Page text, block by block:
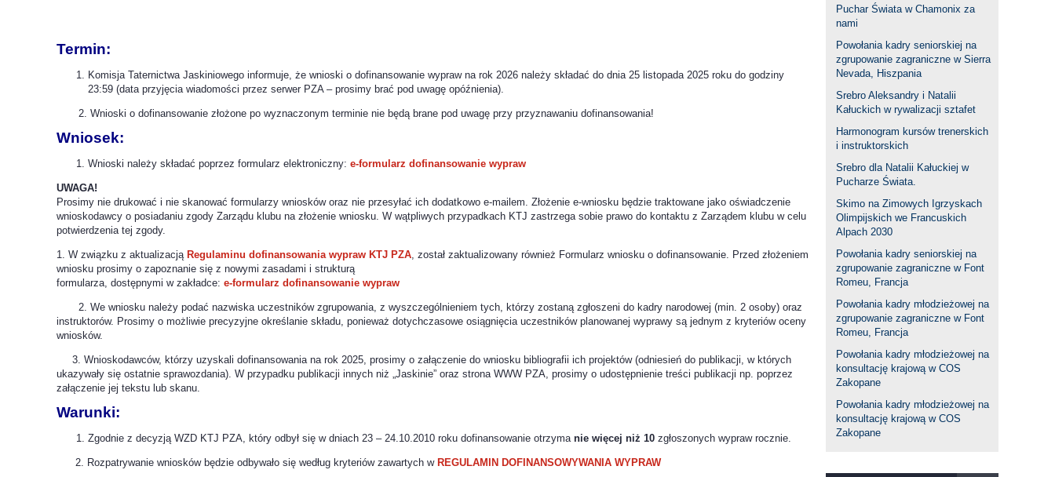
Puchar Świata w Chamonix za
nami
Powołania kadry seniorskiej na
zgrupowanie zagraniczne w Sierra
Nevada, Hiszpania
Srebro Aleksandry i Natalii
Kałuckich w rywalizacji sztafet
Harmonogram kursów trenerskich
i instruktorskich
Srebro dla Natalii Kałuckiej w
Pucharze Świata.
Skimo na Zimowych Igrzyskach
Olimpijskich we Francuskich
Alpach 2030
Powołania kadry seniorskiej na
zgrupowanie zagraniczne w Font
Romeu, Francja
Powołania kadry młodzieżowej na
zgrupowanie zagraniczne w Font
Romeu, Francja
Powołania kadry młodzieżowej na
konsultację krajową w COS
Zakopane
Powołania kadry młodzieżowej na
konsultację krajową w COS
Zakopane
Termin:
Komisja Taternictwa Jaskiniowego informuje, że wnioski o dofinansowanie wypraw na rok 2026 należy składać do dnia 25 listopada 2025 roku do godziny
23:59 (data przyjęcia wiadomości przez serwer PZA – prosimy brać pod uwagę opóźnienia).
2. Wnioski o dofinansowanie złożone po wyznaczonym terminie nie będą brane pod uwagę przy przyznawaniu dofinansowania!
Wniosek:
Wnioski należy składać poprzez formularz elektroniczny: e-formularz dofinansowanie wypraw
UWAGA!
Prosimy nie drukować i nie skanować formularzy wniosków oraz nie przesyłać ich dodatkowo e-mailem. Złożenie e-wniosku będzie traktowane jako oświadczenie
wnioskodawcy o posiadaniu zgody Zarządu klubu na złożenie wniosku. W wątpliwych przypadkach KTJ zastrzega sobie prawo do kontaktu z Zarządem klubu w celu
potwierdzenia tej zgody.
1. W związku z aktualizacją Regulaminu dofinansowania wypraw KTJ PZA , został zaktualizowany również Formularz wniosku o dofinansowanie. Przed złożeniem
wniosku prosimy o zapoznanie się z nowymi zasadami i strukturą
formularza, dostępnymi w zakładce: e-formularz dofinansowanie wypraw
2. We wniosku należy podać nazwiska uczestników zgrupowania, z wyszczególnieniem tych, którzy zostaną zgłoszeni do kadry narodowej (min. 2 osoby) oraz
instruktorów. Prosimy o możliwie precyzyjne określanie składu, ponieważ dotychczasowe osiągnięcia uczestników planowanej wyprawy są jednym z kryteriów oceny
wniosków.
3. Wnioskodawców, którzy uzyskali dofinansowania na rok 2025, prosimy o załączenie do wniosku bibliografii ich projektów (odniesień do publikacji, w których
ukazywały się ostatnie sprawozdania). W przypadku publikacji innych niż „Jaskinie” oraz strona WWW PZA, prosimy o udostępnienie treści publikacji np. poprzez
załączenie jej tekstu lub skanu.
Warunki:
Zgodnie z decyzją WZD KTJ PZA, który odbył się w dniach 23 – 24.10.2010 roku dofinansowanie otrzyma nie więcej niż 10 zgłoszonych wypraw rocznie.
2. Rozpatrywanie wniosków będzie odbywało się według kryteriów zawartych w REGULAMIN DOFINANSOWYWANIA WYPRAW